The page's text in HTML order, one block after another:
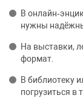
В
нужны
На выставки,
формат.
В библиотеку
погрузиться в